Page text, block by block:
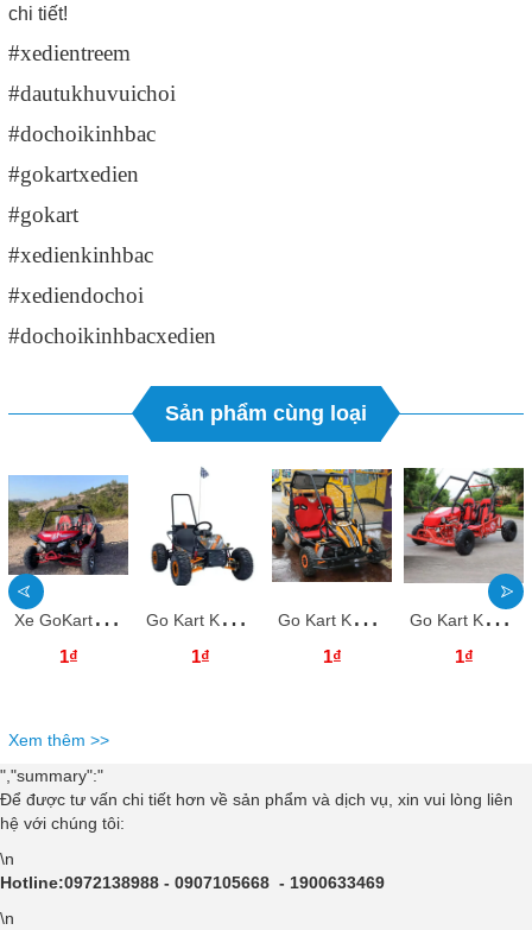
chi tiết!
#xedientreem
#dautukhuvuichoi
#dochoikinhbac
#gokartxedien
#gokart
#xedienkinhbac
#xediendochoi
#dochoikinhbacxedien
Sản phẩm cùng loại
X
e GoKart KBXDGK23 Dochoikinhbac Giải trí hấp dẫn Go Kart
1₫
G
o Kart KBXDGK22 Dochoikinhbac Giải trí hấp dẫn Go Kart
1₫
G
o Kart KBXDGK21 Dochoikinhbac Giải trí hấp dẫn Go Kart
1₫
G
o Kart KBXDGK20 Dochoikinhbac Giải trí hấp dẫn Go Kart
1₫
Xem thêm >>
","summary":"
Để được tư vấn chi tiết hơn về sản phẩm và dịch vụ, xin vui lòng liên
hệ với chúng tôi:
\n
Hotline:0972138988 - 0907105668 - 1900633469
\n